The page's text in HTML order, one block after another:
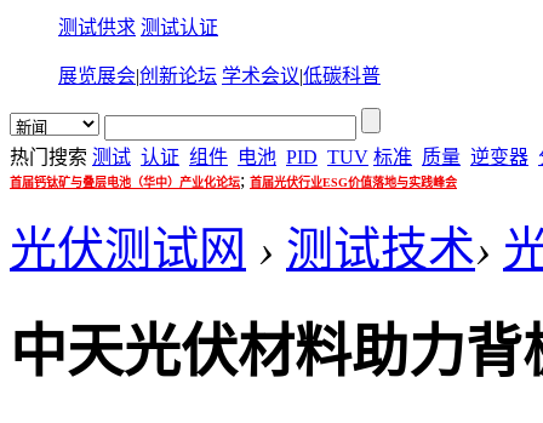
测试供求 测试认证
展览展会|创新论坛 学术会议|低碳科普
热门搜索 测试 认证 组件 电池 PID TUV 标准 质量 逆变器
首届钙钛矿与叠层电池（华中）产业化论坛; 首届光伏行业ESG价值落地与实践峰会
光伏测试网 › 测试技术›
中天光伏材料助力背